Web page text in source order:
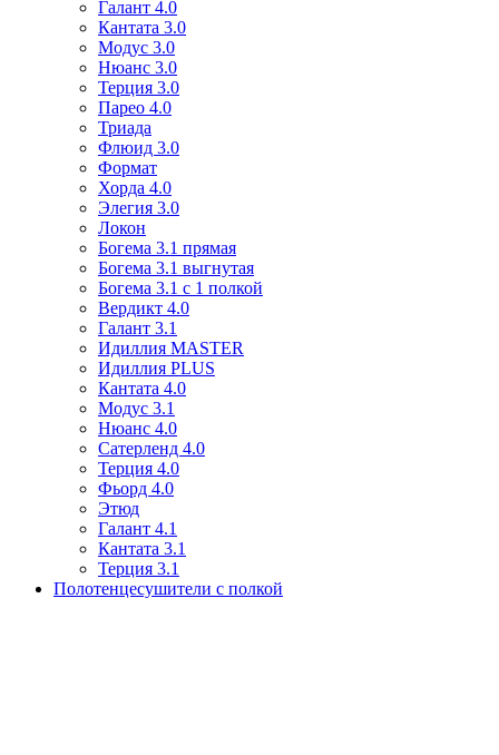
Галант 4.0
Кантата 3.0
Модус 3.0
Нюанс 3.0
Терция 3.0
Парео 4.0
Триада
Флюид 3.0
Формат
Хорда 4.0
Элегия 3.0
Локон
Богема 3.1 прямая
Богема 3.1 выгнутая
Богема 3.1 с 1 полкой
Вердикт 4.0
Галант 3.1
Идиллия MASTER
Идиллия PLUS
Кантата 4.0
Модус 3.1
Нюанс 4.0
Сатерленд 4.0
Терция 4.0
Фьорд 4.0
Этюд
Галант 4.1
Кантата 3.1
Терция 3.1
Полотенцесушители с полкой